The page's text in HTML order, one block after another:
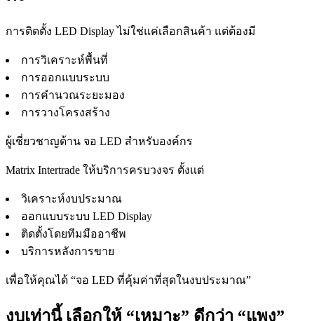
การติดตั้ง LED Display ไม่ใช่แค่เลือกสินค้า แต่ต้องมี
การวิเคราะห์พื้นที่
การออกแบบระบบ
การคำนวณระยะมอง
การวางโครงสร้าง
ผู้เชี่ยวชาญด้าน จอ LED สำหรับองค์กร
Matrix Intertrade ให้บริการครบวงจร ตั้งแต่
วิเคราะห์งบประมาณ
ออกแบบระบบ LED Display
ติดตั้งโดยทีมมืออาชีพ
บริการหลังการขาย
เพื่อให้คุณได้ “จอ LED ที่คุ้มค่าที่สุดในงบประมาณ”
งบเท่านี้ เลือกให้ “เหมาะ” ดีกว่า “แพง”